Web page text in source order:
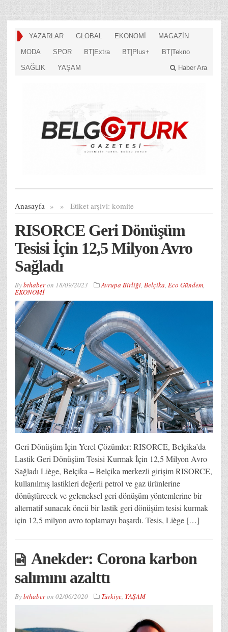
YAZARLAR GLOBAL EKONOMİ MAGAZİN
MODA SPOR BT|Extra BT|Plus+ BT|Tekno
SAĞLIK YAŞAM Haber Ara
Anasayfa » Etiket arşivi:
» komite
RISORCE Geri Dönüşüm
Tesisi İçin 12,5 Milyon Avro
Sağladı
Bybthaberon 18/09/2023 Avrupa Birliği, Belçika, Eco Gündem,
EKONOMİ
Geri Dönüşüm İçin Yerel Çözümler: RISORCE, Belçika’da
Lastik Geri Dönüşüm Tesisi Kurmak İçin 12,5 Milyon Avro
Sağladı Liège, Belçika – Belçika merkezli girişim RISORCE,
kullanılmış lastikleri değerli petrol ve gaz ürünlerine
dönüştürecek ve geleneksel geri dönüşüm yöntemlerine bir
alternatif sunacak öncü bir lastik geri dönüşüm tesisi kurmak
için 12,5 milyon avro toplamayı başardı. Tesis, Liège […]
Anekder: Corona karbon
salımını azalttı
Bybthaberon 02/06/2020 Türkiye, YAŞAM